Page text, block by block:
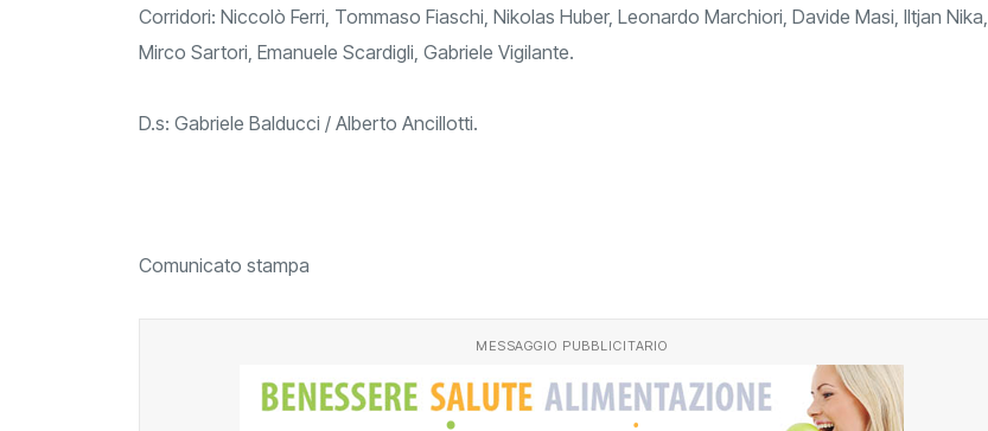
Corridori: Niccolò Ferri, Tommaso Fiaschi, Nikolas Huber, Leonardo Marchiori, Davide Masi, Iltjan Nika,
Mirco Sartori, Emanuele Scardigli, Gabriele Vigilante.
D.s: Gabriele Balducci / Alberto Ancillotti.
Comunicato stampa
MESSAGGIO PUBBLICITARIO